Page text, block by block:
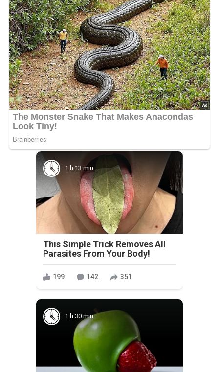
1 h 13 min
This Simple Trick Removes All
Parasites From Your Body!
199 142 351
1 h 30 min